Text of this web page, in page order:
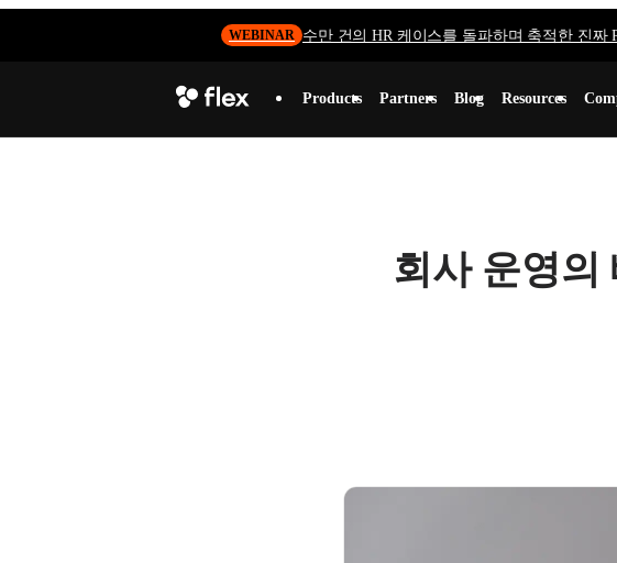
WEBINAR 수만 건의 HR 케이스를 돌파하며 축적한 진짜
Products Partners Blog Resources
회사 운영의